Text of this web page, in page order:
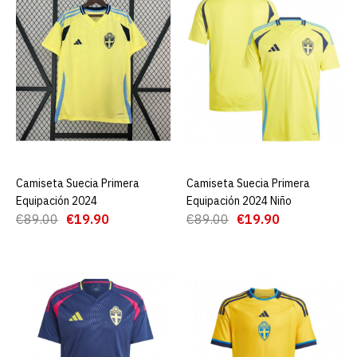
AGREGAR AL CARRO
ADD TO COMPARE
ADD TO WISHLIST
Camiseta Suecia Primera
Equipación 2024
€89.00 €19.90
ADD TO WISHLIST
Camiseta Suecia Primera
AGREGAR AL CARRO
Camiseta Suecia Primera
Equipación 2024
€89.00 €19.90
AGREGAR AL CARRO
Camiseta Suecia Primera
Equipación 2024 Niño
€89.00 €19.90